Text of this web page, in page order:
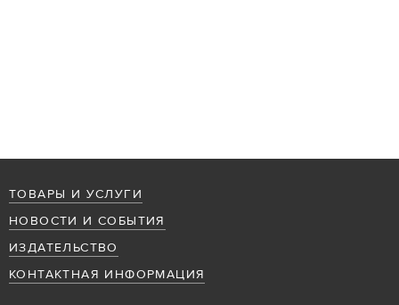
ТОВАРЫ И УСЛУГИ
НОВОСТИ И СОБЫТИЯ
ИЗДАТЕЛЬСТВО
КОНТАКТНАЯ ИНФОРМАЦИЯ